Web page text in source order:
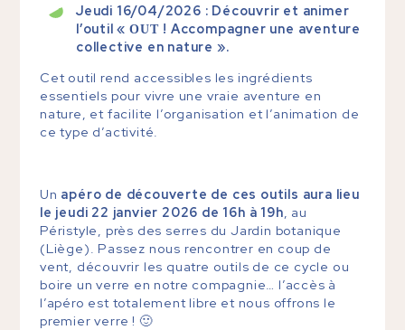
Jeudi 16/04/2026 : Découvrir et animer
l’outil « OUT ! Accompagner une aventure
collective en nature ».
Cet outil rend accessibles les ingrédients
essentiels pour vivre une vraie aventure en
nature, et facilite l’organisation et l’animation de
ce type d’activité.
Un apéro de découverte de ces outils aura lieu
le jeudi 22 janvier 2026 de 16h à 19h, au
Péristyle, près des serres du Jardin botanique
(Liège). Passez nous rencontrer en coup de
vent, découvrir les quatre outils de ce cycle ou
boire un verre en notre compagnie… l’accès à
l’apéro est totalement libre et nous offrons le
premier verre ! 🙂